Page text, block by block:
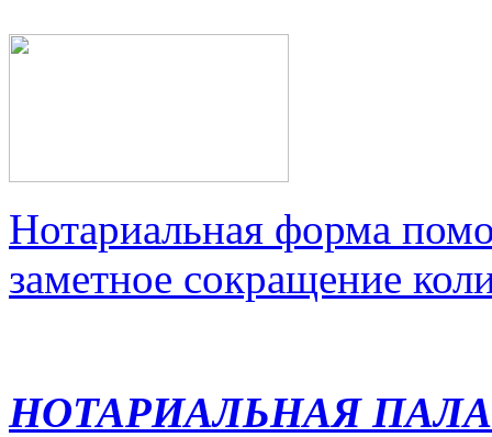
Нотариальная форма
заметное сокращение
НОТАРИАЛЬНАЯ